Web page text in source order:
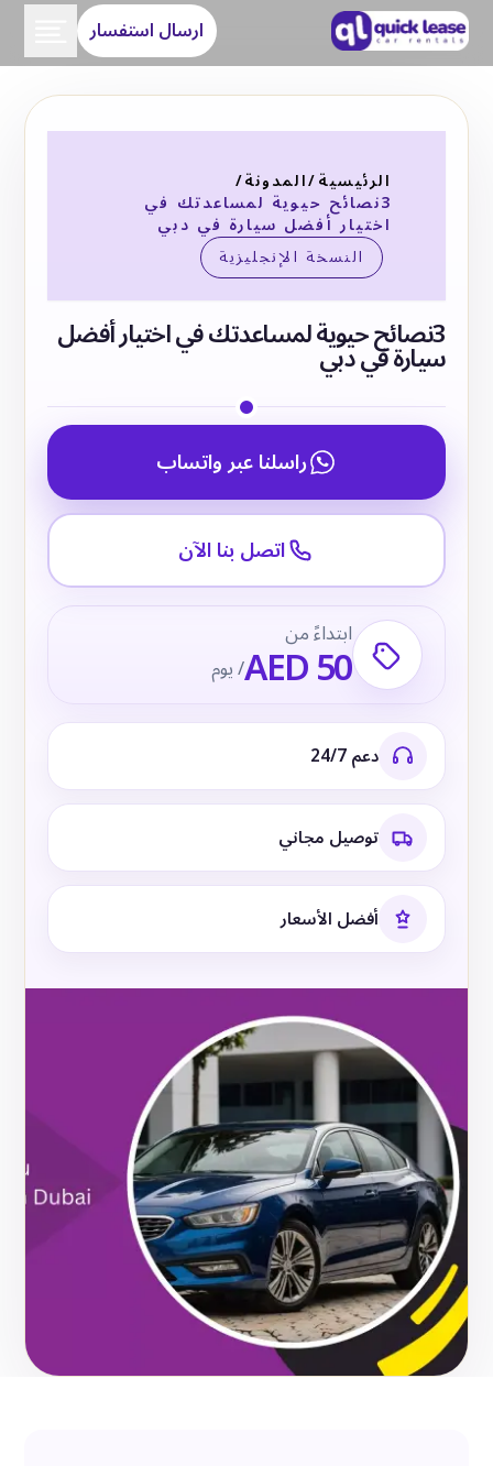
ارسال استفسار
الرئيسية/المدونة/
3نصائح حيوية لمساعدتك في
اختيار أفضل سيارة في دبي
النسخة الإنجليزية
3نصائح حيوية لمساعدتك في اختيار أفضل
سيارة في دبي
راسلنا عبر واتساب
اتصل بنا الآن
ابتداءً من
AED 50/ يوم
دعم 24/7
توصيل مجاني
أفضل الأسعار